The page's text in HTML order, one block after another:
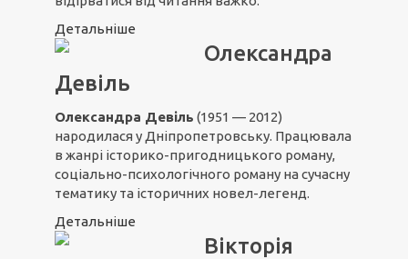
Детальніше
Олександра
Девіль
Олександра Девіль (1951 — 2012)
народилася у Дніпропетровську. Працювала
в жанрі історико-пригодницького роману,
соціально-психологічного роману на сучасну
тематику та історичних новел-легенд.
Детальніше
Вікторія